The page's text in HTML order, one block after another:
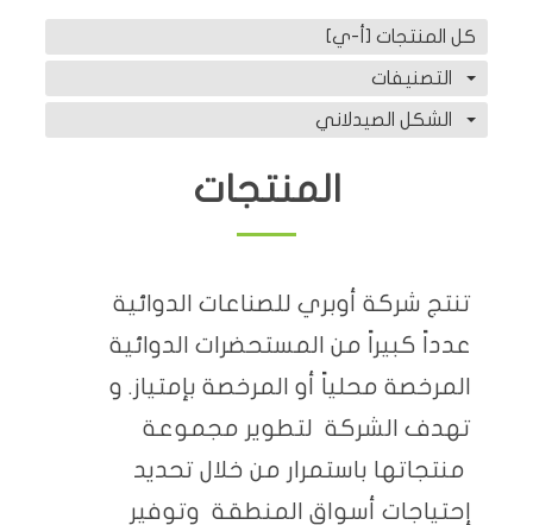
كل المنتجات [أ-ي]
التصنيفات
الشكل الصيدلاني
المنتجات
تنتج شركة أوبري للصناعات الدوائية
عدداً كبيراً من المستحضرات الدوائية
المرخصة محلياً أو المرخصة بإمتياز. و
تهدف الشركة لتطوير مجموعة
منتجاتها باستمرار من خلال تحديد
إحتياجات أسواق المنطقة وتوفير